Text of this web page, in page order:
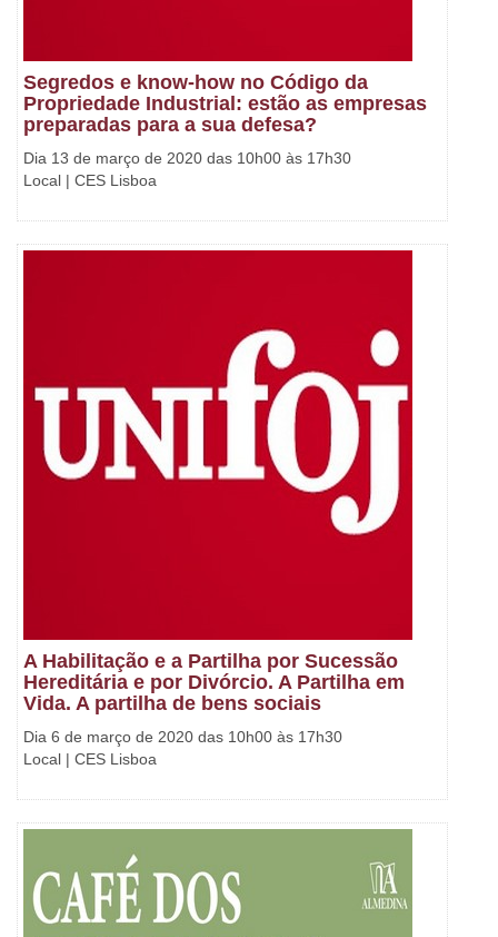
Segredos e know-how no Código da
Propriedade Industrial: estão as empresas
preparadas para a sua defesa?
Dia 13 de março de 2020 das 10h00 às 17h30
Local | CES Lisboa
A Habilitação e a Partilha por Sucessão
Hereditária e por Divórcio. A Partilha em
Vida. A partilha de bens sociais
Dia 6 de março de 2020 das 10h00 às 17h30
Local | CES Lisboa